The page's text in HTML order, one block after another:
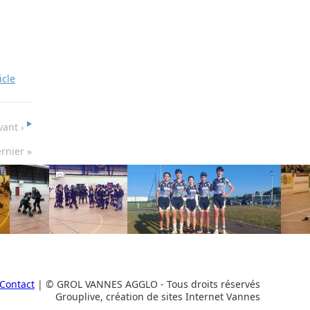
›
»
Contact | © GROL VANNES AGGLO - Tous droits réservés
Grouplive, création de sites Internet Vannes